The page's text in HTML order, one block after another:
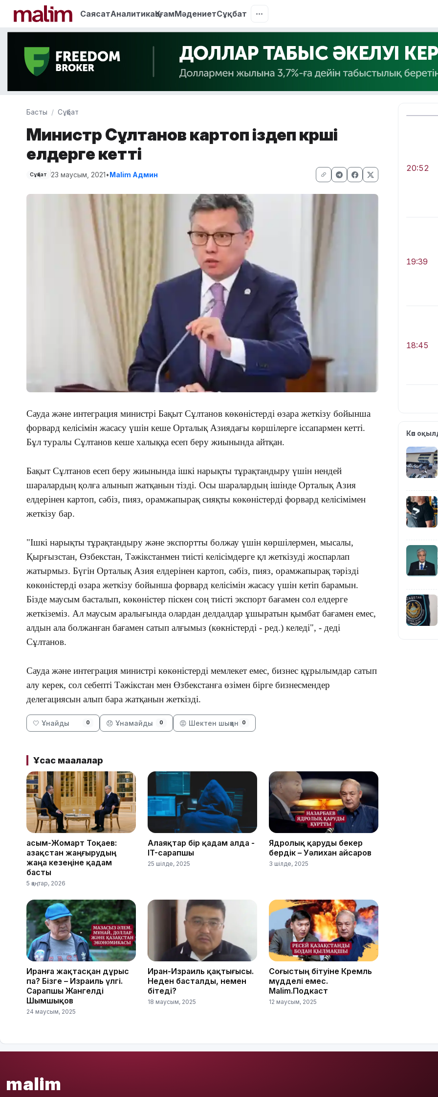
СаясатАналитикаҚоғамМәдениетСұқбат
Басты Сұқбат
Министр Сұлтанов картоп іздеп көрші
елдерге кетті
Сұқбат 23 маусым, 2021•Malim Админ
Сауда және интеграция министрі Бақыт Сұлтанов көкөністерді өзара жеткізу бойынша
форвард келісімін жасасу үшін кеше Орталық Азиядағы көршілерге іссапармен кетті.
Бұл туралы Сұлтанов кеше халыққа есеп беру жиынында айтқан.
Бақыт Сұлтанов есеп беру жиынында ішкі нарықты тұрақтандыру үшін нендей
шаралардың қолға алынып жатқанын тізді. Осы шаралардың ішінде Орталық Азия
елдерінен картоп, сәбіз, пияз, орамжапырақ сияқты көкөністерді форвард келісімімен
жеткізу бар.
"Ішкі нарықты тұрақтандыру және экспортты болжау үшін көршілермен, мысалы,
Қырғызстан, Өзбекстан, Тәжікстанмен тиісті келісімдерге қл жеткізуді жоспарлап
жатырмыз. Бүгін Орталық Азия елдерінен картоп, сәбіз, пияз, орамжапырақ тәрізді
көкөністерді өзара жеткізу бойынша форвард келісімін жасасу үшін кетіп барамын.
Бізде маусым басталып, көкөністер піскен соң тиісті экспорт бағамен сол елдерге
жеткіземіз. Ал маусым аралығында олардан делдалдар ұшыратын қымбат бағамен емес,
алдын ала болжанған бағамен сатып алғымыз (көкністерді - ред.) келеді", - деді
Сұлтанов.
Сауда және интеграция министрі көкөністерді мемлекет емес, бизнес құрылымдар сатып
алу керек, сол себепті Тәжікстан мен Өзбекстанға өзімен бірге бизнесмендер
делегациясын алып бара жатқанын жеткізді.
🤍 Ұнайды 0 😞 Ұнамайды 0 😡 Шектен шыққан 0
Ұқсас мақалалар
Қасым-Жомарт Тоқаев:
Қазақстан жаңғырудың
жаңа кезеңіне қадам
басты
5 қаңтар, 2026
Алаяқтар бір қадам алда -
IT-сарапшы
25 шілде, 2025
Ядролық қаруды бекер
бердік – Уәлихан Қайсаров
3 шілде, 2025
Иранға жақтасқан дұрыс
па? Бізге – Израиль үлгі.
Сарапшы Жангелді
Шымшықов
24 маусым, 2025
Иран-Израиль қақтығысы.
Неден басталды, немен
бітеді?
18 маусым, 2025
Соғыстың бітуіне Кремль
мүдделі емес.
Malim.Подкаст
12 маусым, 2025
20:52
19:39
18:45
16:33
16:01
Көп
malim